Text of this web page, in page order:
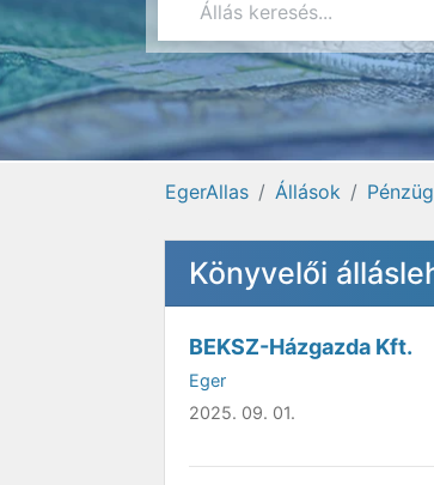
EgerAllas Állások
Könyvelői
BEKSZ-Házgazda Kft.
Eger
2025. 09. 01.